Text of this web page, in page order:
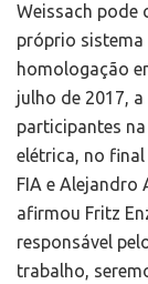
Weissach pode
próprio sistema
homologação
julho de 2017,
participantes
elétrica, no
FIA e
afirmou Fritz
responsável
trabalho,